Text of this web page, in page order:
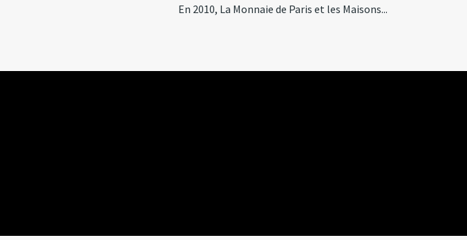
En 2010, La Monnaie de Paris et les Maisons...